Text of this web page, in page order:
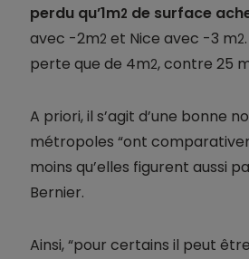
perdu qu’1m2 de surface
avec -2m2 et Nice avec -3 m2
perte que de 4m2, contre 25
A priori, il s’agit d’une bonne
métropoles “ont
moins qu’elles figurent aussi
Bernier.
Ainsi, “pour certains il peut